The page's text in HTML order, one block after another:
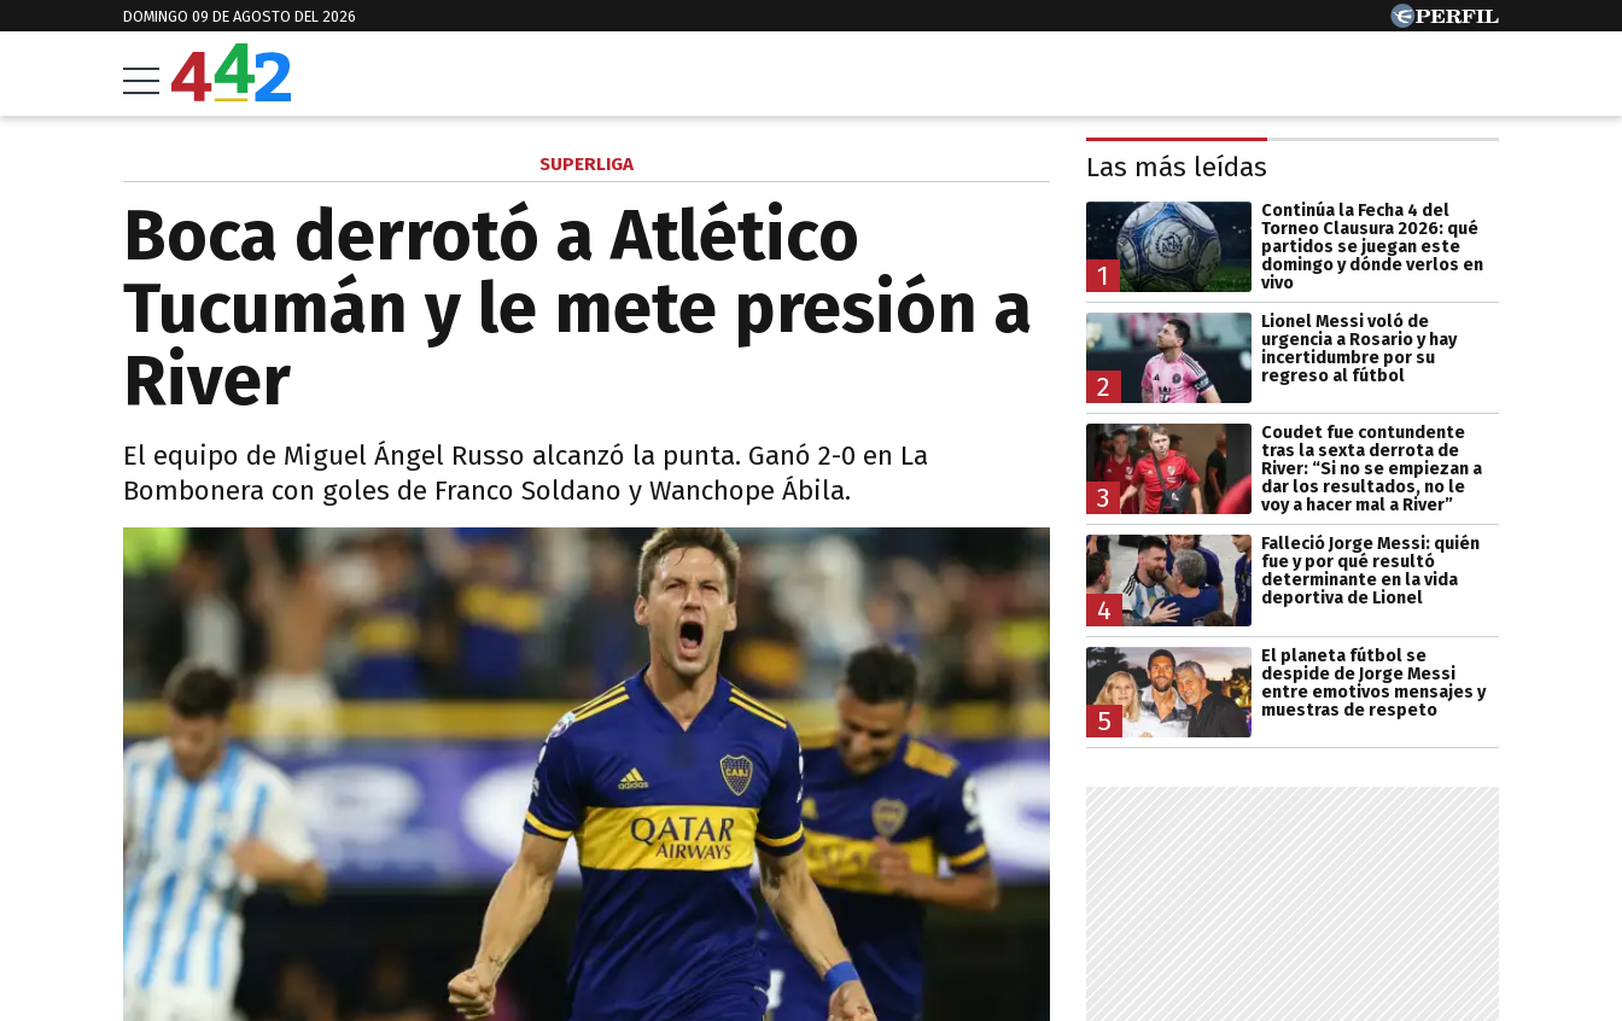
DOMINGO 09 DE AGOSTO DEL 2026
SUPERLIGA
Boca derrotó a Atlético
Tucumán y le mete presión a
River
El equipo de Miguel Ángel Russo alcanzó la punta. Ganó 2-0 en La
Bombonera con goles de Franco Soldano y Wanchope Ábila.
Las más leídas
1
Continúa la Fecha 4 del
Torneo Clausura 2026: qué
partidos se juegan este
domingo y dónde verlos en
vivo
2
Lionel Messi voló de
urgencia a Rosario y hay
incertidumbre por su
regreso al fútbol
3
Coudet fue contundente
tras la sexta derrota de
River: “Si no se empiezan a
dar los resultados, no le
voy a hacer mal a River”
4
Falleció Jorge Messi: quién
fue y por qué resultó
determinante en la vida
deportiva de Lionel
5
El planeta fútbol se
despide de Jorge Messi
entre emotivos mensajes y
muestras de respeto